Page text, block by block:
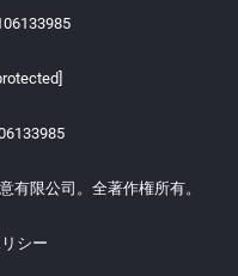
有限公司。全著作権所有。
シー